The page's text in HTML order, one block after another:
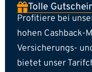
Tolle
Profitiere bei
hohen Cashback-
Versicherungs-
bietet unser